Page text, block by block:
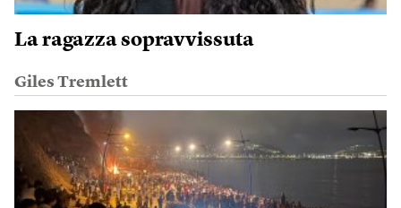
La ragazza sopravvissuta
Giles Tremlett